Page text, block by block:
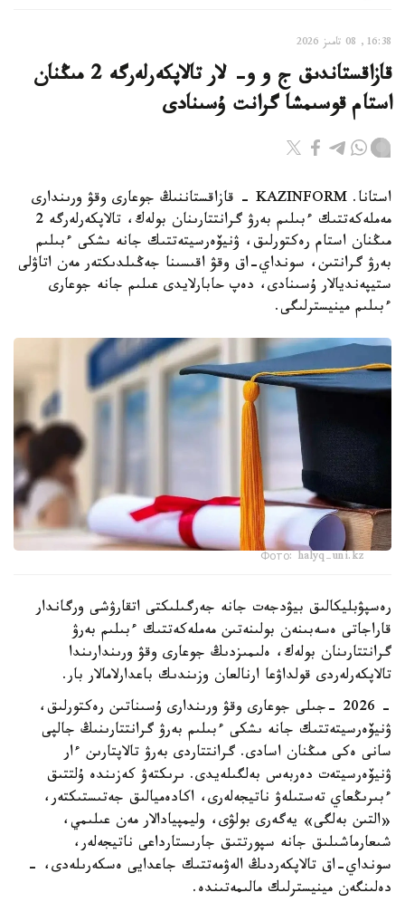
16:38, 08 تامىز 2026
قازاقستاندىق ج و و- لار تالاپكەرلەرگە 2 مىڭنان
استام قوسىمشا گرانت ۇسىنادى
استانا. KAZINFORM - قازاقستاننىڭ جوعارى وقۋ ورىندارى
مەملەكەتتىك ءبىلىم بەرۋ گرانتتارىنان بولەك، تالاپكەرلەرگە 2
مىڭنان استام رەكتورلىق، ۋنيۆەرسيتەتتىك جانە ىشكى ءبىلىم
بەرۋ گرانتىن، سونداي-اق وقۋ اقىسىنا جەڭىلدىكتەر مەن اتاۋلى
ستيپەنديالار ۇسىنادى، دەپ حابارلايدى عىلىم جانە جوعارى
ءبىلىم مينيسترلىگى.
Фото: halyq-uni.kz
رەسپۋبليكالىق بيۋدجەت جانە جەرگىلىكتى اتقارۋشى ورگاندار
قاراجاتى ەسەبىنەن بولىنەتىن مەملەكەتتىك ءبىلىم بەرۋ
گرانتتارىنان بولەك، ەلىمىزدىڭ جوعارى وقۋ ورىندارىندا
تالاپكەرلەردى قولداۋعا ارنالعان وزىندىك باعدارلامالار بار.
- 2026 -جىلى جوعارى وقۋ ورىندارى ۇسىناتىن رەكتورلىق،
ۋنيۆەرسيتەتتىك جانە ىشكى ءبىلىم بەرۋ گرانتتارىنىڭ جالپى
سانى ەكى مىڭنان اسادى. گرانتتاردى بەرۋ تالاپتارىن ءار
ۋنيۆەرسيتەت دەربەس بەلگىلەيدى. ىرىكتەۋ كەزىندە ۇلتتىق
ءبىرىڭعاي تەستىلەۋ ناتيجەلەرى، اكادەميالىق جەتىستىكتەر،
«التىن بەلگى» يەگەرى بولۋى، وليمپيادالار مەن عىلىمي،
شىعارماشىلىق جانە سپورتتىق جارىستارداعى ناتيجەلەر،
سونداي-اق تالاپكەردىڭ الەۋمەتتىك جاعدايى ەسكەرىلەدى، -
دەلىنگەن مينيسترلىك مالىمەتىندە.